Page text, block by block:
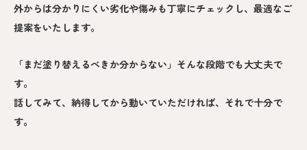
外からは分かりにくい劣化や傷みも丁寧にチェックし、最適なご
提案をいたします。
「まだ塗り替えるべきか分からない」そんな段階でも大丈夫で
す。
話してみて、納得してから動いていただければ、それで十分で
す。